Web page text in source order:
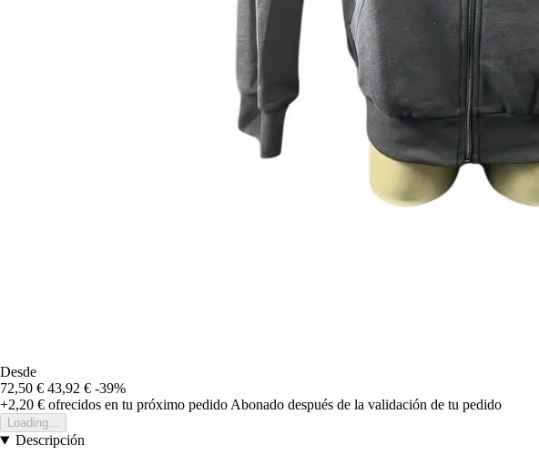
Desde
72,50 € 43,92 € -39%
+2,20 € ofrecidos en tu próximo pedido Abonado después de la validación de tu pedido
Loading...
Descripción